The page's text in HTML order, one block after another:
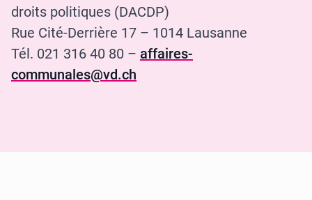
droits politiques (DACDP)
Rue Cité-Derrière 17 – 1014 Lausanne
Tél. 021 316 40 80 – affaires-
communales@vd.ch